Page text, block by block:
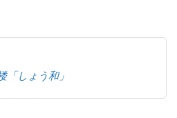
「しょう和」